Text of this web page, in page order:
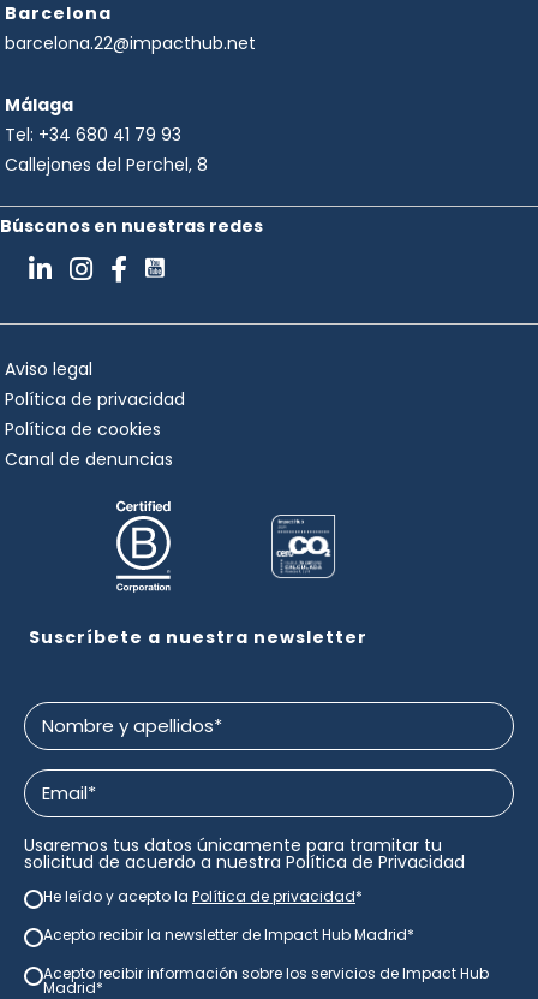
Barcelona
barcelona.22@impacthub.net
Málaga
Tel: +34 680 41 79 93
Callejones del Perchel, 8
Búscanos en nuestras redes
Aviso legal
Política de privacidad
Política de cookies
Canal de denuncias
Suscríbete a nuestra newsletter
Nombre
y
apellidos
*
Email
*
Usaremos tus datos únicamente para tramitar tu
solicitud de acuerdo a nuestra Política de Privacidad
newsletter
*
He leído y acepto la Política de privacidad*
newsletter
*
Acepto recibir la newsletter de Impact Hub Madrid*
consentimiento
Acepto recibir información sobre los servicios de Impact Hub
Madrid*